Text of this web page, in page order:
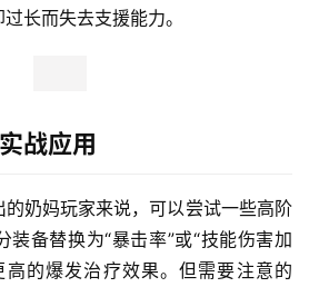
长而失去支援能力。
战应用
的奶妈玩家来说，可以尝试一些高阶
装备替换为“暴击率”或“技能伤害加
高的爆发治疗效果。但需要注意的